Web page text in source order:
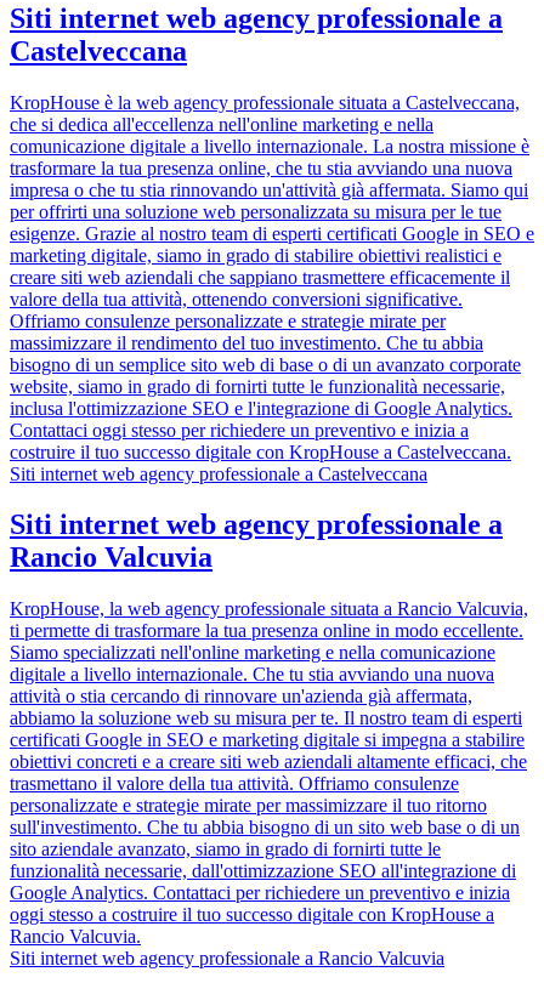
Siti internet web agency professionale a
Castelveccana
KropHouse è la web agency professionale situata a Castelveccana,
che si dedica all'eccellenza nell'online marketing e nella
comunicazione digitale a livello internazionale. La nostra missione è
trasformare la tua presenza online, che tu stia avviando una nuova
impresa o che tu stia rinnovando un'attività già affermata. Siamo qui
per offrirti una soluzione web personalizzata su misura per le tue
esigenze. Grazie al nostro team di esperti certificati Google in SEO e
marketing digitale, siamo in grado di stabilire obiettivi realistici e
creare siti web aziendali che sappiano trasmettere efficacemente il
valore della tua attività, ottenendo conversioni significative.
Offriamo consulenze personalizzate e strategie mirate per
massimizzare il rendimento del tuo investimento. Che tu abbia
bisogno di un semplice sito web di base o di un avanzato corporate
website, siamo in grado di fornirti tutte le funzionalità necessarie,
inclusa l'ottimizzazione SEO e l'integrazione di Google Analytics.
Contattaci oggi stesso per richiedere un preventivo e inizia a
costruire il tuo successo digitale con KropHouse a Castelveccana.
Siti internet web agency professionale a Castelveccana
Siti internet web agency professionale a
Rancio Valcuvia
KropHouse, la web agency professionale situata a Rancio Valcuvia,
ti permette di trasformare la tua presenza online in modo eccellente.
Siamo specializzati nell'online marketing e nella comunicazione
digitale a livello internazionale. Che tu stia avviando una nuova
attività o stia cercando di rinnovare un'azienda già affermata,
abbiamo la soluzione web su misura per te. Il nostro team di esperti
certificati Google in SEO e marketing digitale si impegna a stabilire
obiettivi concreti e a creare siti web aziendali altamente efficaci, che
trasmettano il valore della tua attività. Offriamo consulenze
personalizzate e strategie mirate per massimizzare il tuo ritorno
sull'investimento. Che tu abbia bisogno di un sito web base o di un
sito aziendale avanzato, siamo in grado di fornirti tutte le
funzionalità necessarie, dall'ottimizzazione SEO all'integrazione di
Google Analytics. Contattaci per richiedere un preventivo e inizia
oggi stesso a costruire il tuo successo digitale con KropHouse a
Rancio Valcuvia.
Siti internet web agency professionale a Rancio Valcuvia